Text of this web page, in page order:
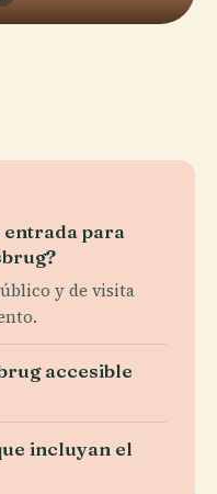
para
y de visita
accesible
incluyan el